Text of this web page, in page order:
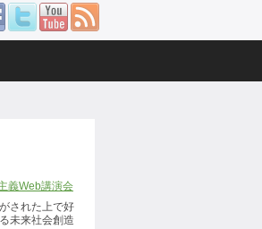
義Web講演会
された上で好
未来社会創造